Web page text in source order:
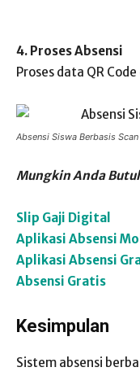
4. Proses Absensi
Proses data QR
Absensi Siswa Berbasis
Mungkin Anda
Slip Gaji Digital
Aplikasi Absensi
Aplikasi Absensi
Absensi Gratis
Kesimpulan
Sistem absensi